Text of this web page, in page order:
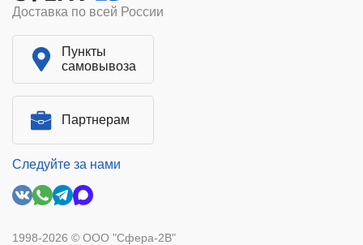
Доставка по всей России
Пункты
самовывоза
Партнерам
Следуйте за нами
1998-2026 © ООО "Сфера-2В"